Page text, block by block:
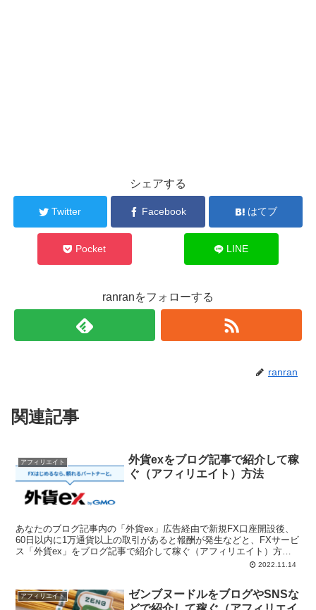
シェアする
Twitter Facebook はてブ
Pocket LINE
ranranをフォローする
ranran
関連記事
アフィリエイト
外貨exをブログ記事で紹介して稼
ぐ（アフィリエイト）方法
あなたのブログ記事内の「外貨ex」広告経由で新規FX口座開設後、
60日以内に1万通貨以上の取引があると報酬が発生などと、FXサービ
ス「外貨ex」をブログ記事で紹介して稼ぐ（アフィリエイト）方法
2022.11.14
アフィリエイト
ゼンブヌードルをブログやSNSな